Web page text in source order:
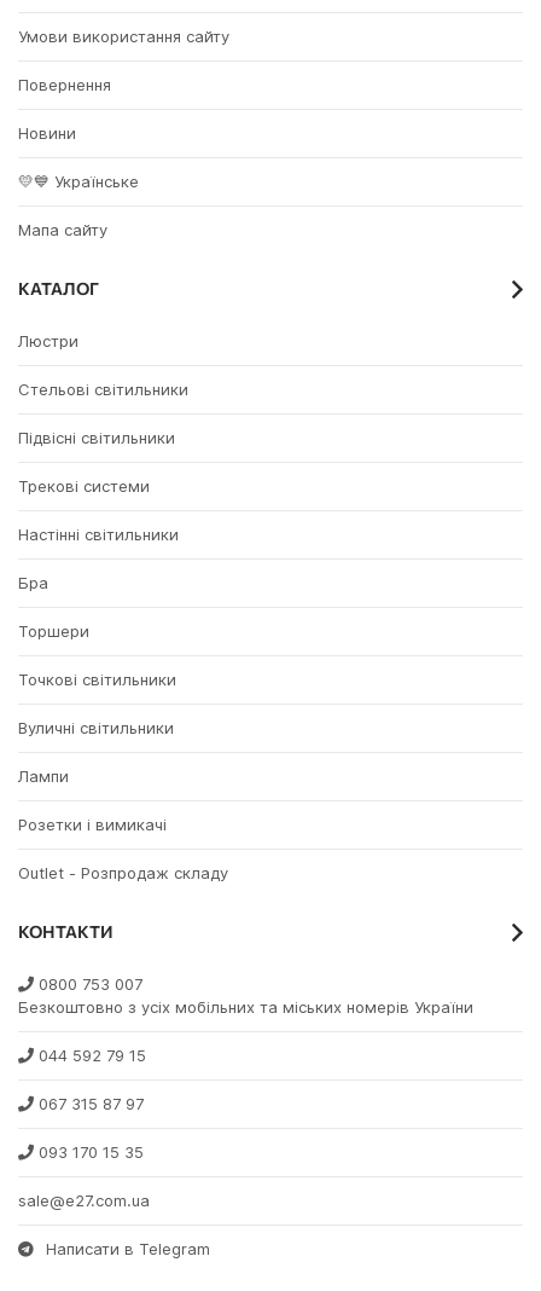
Умови використання сайту
Повернення
Новини
💛💙 Українське
Мапа сайту
КАТАЛОГ
Люстри
Стельові світильники
Підвісні світильники
Трекові системи
Настінні світильники
Бра
Торшери
Точкові світильники
Вуличні світильники
Лампи
Розетки і вимикачі
Outlet - Розпродаж складу
КОНТАКТИ
0800 753 007
Безкоштовно з усіх мобільних та міських номерів України
044 592 79 15
067 315 87 97
093 170 15 35
sale@e27.com.ua
Написати в Telegram